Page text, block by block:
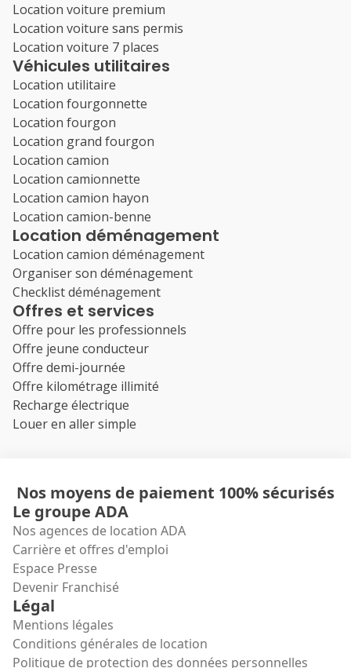
Location voiture premium
Location voiture sans permis
Location voiture 7 places
Véhicules utilitaires
Location utilitaire
Location fourgonnette
Location fourgon
Location grand fourgon
Location camion
Location camionnette
Location camion hayon
Location camion-benne
Location déménagement
Location camion déménagement
Organiser son déménagement
Checklist déménagement
Offres et services
Offre pour les professionnels
Offre jeune conducteur
Offre demi-journée
Offre kilométrage illimité
Recharge électrique
Louer en aller simple
Nos moyens de paiement 100% sécurisés
Le groupe ADA
Nos agences de location ADA
Carrière et offres d'emploi
Espace Presse
Devenir Franchisé
Légal
Mentions légales
Conditions générales de location
Politique de protection des données personnelles